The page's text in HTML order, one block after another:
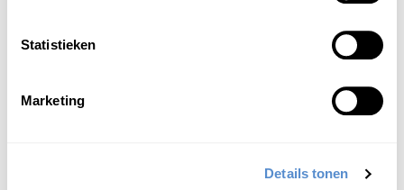
Statistieken
Marketing
Details tonen